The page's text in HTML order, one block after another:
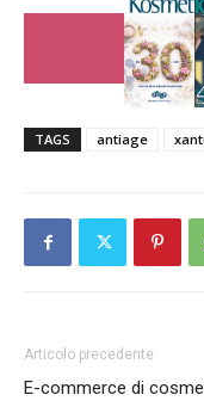
TAGS antiage
Articolo precedente
E-commerce di